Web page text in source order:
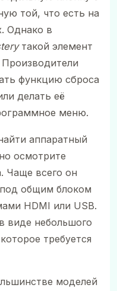
той, что есть на
Однако в
такой элемент
Производители
функцию сброса
делать её
меню.
аппаратный
осмотрите
Чаще всего он
общим блоком
HDMI или USB.
виде небольшого
требуется
моделей